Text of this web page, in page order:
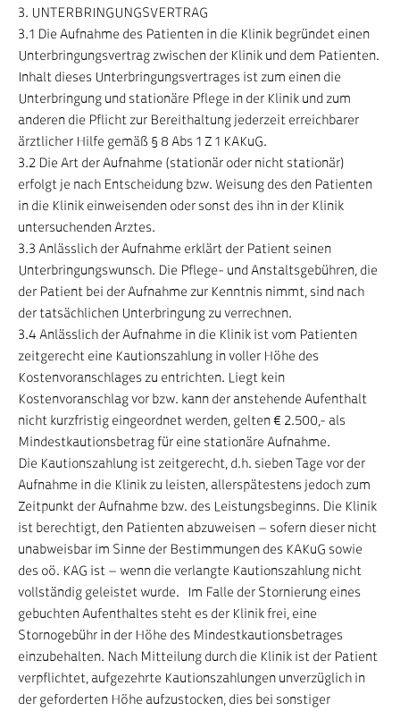
3. UNTERBRINGUNGSVERTRAG
3.1 Die Aufnahme des Patienten in die Klinik begründet einen
Unterbringungsvertrag zwischen der Klinik und dem Patienten.
Inhalt dieses Unterbringungsvertrages ist zum einen die
Unterbringung und stationäre Pflege in der Klinik und zum
anderen die Pflicht zur Bereithaltung jederzeit erreichbarer
ärztlicher Hilfe gemäß § 8 Abs 1 Z 1 KAKuG.
3.2 Die Art der Aufnahme (stationär oder nicht stationär)
erfolgt je nach Entscheidung bzw. Weisung des den Patienten
in die Klinik einweisenden oder sonst des ihn in der Klinik
untersuchenden Arztes.
3.3 Anlässlich der Aufnahme erklärt der Patient seinen
Unterbringungswunsch. Die Pflege- und Anstaltsgebühren, die
der Patient bei der Aufnahme zur Kenntnis nimmt, sind nach
der tatsächlichen Unterbringung zu verrechnen.
3.4 Anlässlich der Aufnahme in die Klinik ist vom Patienten
zeitgerecht eine Kautionszahlung in voller Höhe des
Kostenvoranschlages zu entrichten. Liegt kein
Kostenvoranschlag vor bzw. kann der anstehende Aufenthalt
nicht kurzfristig eingeordnet werden, gelten € 2.500,- als
Mindestkautionsbetrag für eine stationäre Aufnahme.
Die Kautionszahlung ist zeitgerecht, d.h. sieben Tage vor der
Aufnahme in die Klinik zu leisten, allerspätestens jedoch zum
Zeitpunkt der Aufnahme bzw. des Leistungsbeginns. Die Klinik
ist berechtigt, den Patienten abzuweisen – sofern dieser nicht
unabweisbar im Sinne der Bestimmungen des KAKuG sowie
des oö. KAG ist – wenn die verlangte Kautionszahlung nicht
vollständig geleistet wurde. Im Falle der Stornierung eines
gebuchten Aufenthaltes steht es der Klinik frei, eine
Stornogebühr in der Höhe des Mindestkautionsbetrages
einzubehalten. Nach Mitteilung durch die Klinik ist der Patient
verpflichtet, aufgezehrte Kautionszahlungen unverzüglich in
der geforderten Höhe aufzustocken, dies bei sonstiger